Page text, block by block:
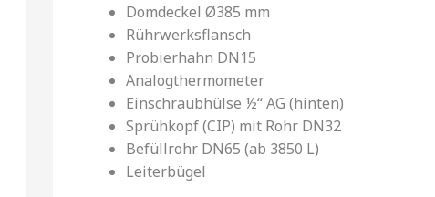
Domdeckel Ø385 mm
Rührwerksflansch
Probierhahn DN15
Analogthermometer
Einschraubhülse ½‘‘ AG (hinten)
Sprühkopf (CIP) mit Rohr DN32
Befüllrohr DN65 (ab 3850 L)
Leiterbügel